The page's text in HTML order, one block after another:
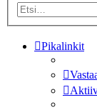
Pikalinkit